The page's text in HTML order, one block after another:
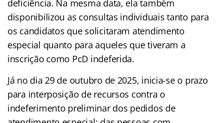
deficiência. Na mesma data, ela também
disponibilizou as consultas individuais tanto para
os candidatos que solicitaram atendimento
especial quanto para aqueles que tiveram a
inscrição como PcD indeferida.
Já no dia 29 de outubro de 2025, inicia-se o prazo
para interposição de recursos contra o
indeferimento preliminar dos pedidos de